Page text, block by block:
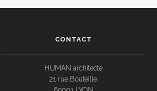
CONTACT
HUMAN architecte
21 rue Bouteille